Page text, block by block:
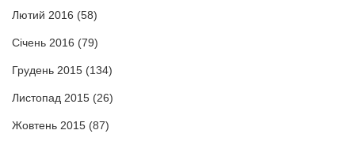
Лютий 2016 (58)
Січень 2016 (79)
Грудень 2015 (134)
Листопад 2015 (26)
Жовтень 2015 (87)